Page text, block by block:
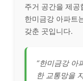
주거 공간을 제공
한미금강 아파트
갖춘 곳입니다.
“한미금강 아
한 교통망을